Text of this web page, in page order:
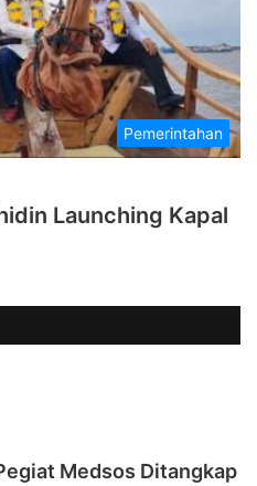
Pemerintahan
Launching Kapal
Medsos Ditangkap